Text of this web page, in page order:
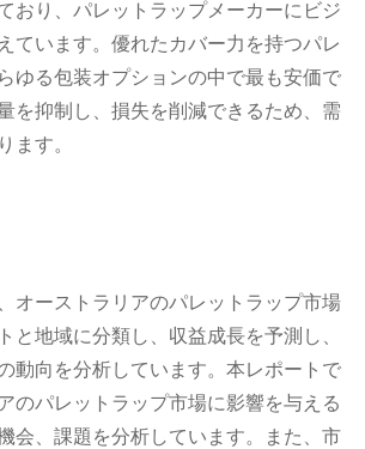
おり、パレットラップメーカーにビジ
ています。優れたカバー力を持つパレ
ゆる包装オプションの中で最も安価で
を抑制し、損失を削減できるため、需
ます。
オーストラリアのパレットラップ市場
と地域に分類し、収益成長を予測し、
動向を分析しています。本レポートで
のパレットラップ市場に影響を与える
会、課題を分析しています。また、市